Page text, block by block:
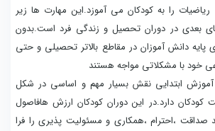
ریاضیات را به کودکان می آموزد.این مهارت ها زیر
بعدی در دوران تحصیل و زندگی فرد است.بدون
پایه دانش آموزان در مقاطع بالاتر تحصیلی و حتی
خود با مشکلاتی مواجه هستند
ابتدایی نقش بسیار مهم و اساسی در شکل
دارد.در این دوران کودکان ارزش هافاصول
صداقت ،احترام ،همکاری و مسئولیت پذیری را فرا